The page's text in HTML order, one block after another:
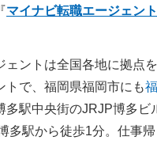
マイナビ転職エージェント
ェントは全国各地に拠点
トで、福岡県福岡市にも
多駅中央街のJRJP博多ビ
多駅から徒歩1分。仕事